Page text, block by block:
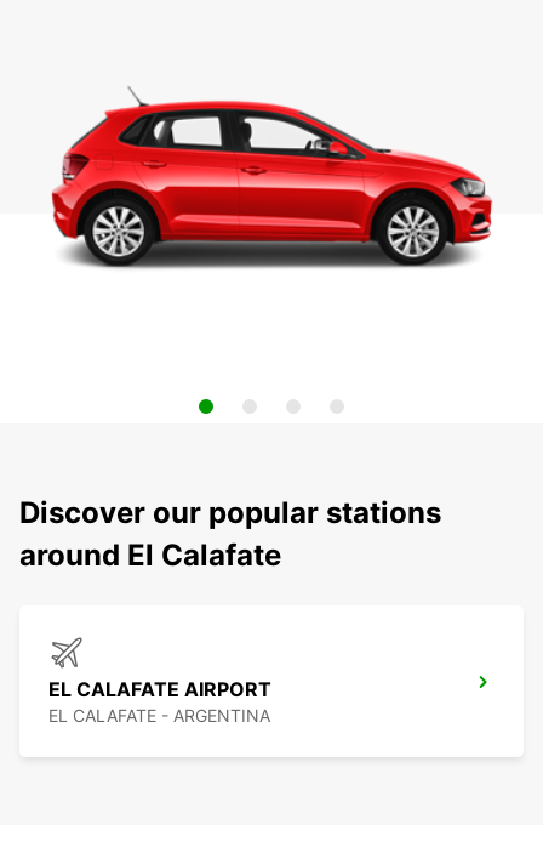
Discover our popular stations
around El Calafate
EL CALAFATE AIRPORT
EL CALAFATE - ARGENTINA